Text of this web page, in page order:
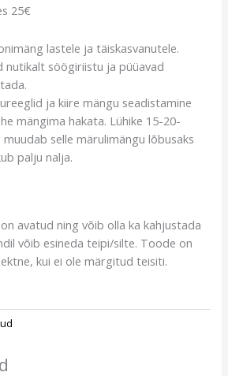
25€
lastele ja täiskasvanutele.
nutikalt söögiriistu ja püüavad
ja kiire mängu seadistamine
mängima hakata. Lühike 15-20-
selle märulimängu lõbusaks
palju nalja.
avatud ning võib olla ka kahjustada
võib esineda teipi/silte. Toode on
kui ei ole märgitud teisiti.